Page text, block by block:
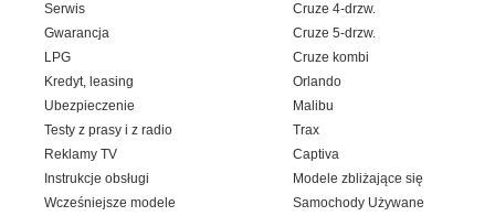
Serwis
Gwarancja
LPG
Kredyt, leasing
Ubezpieczenie
Testy z prasy i z radio
Reklamy TV
Instrukcje obsługi
Wcześniejsze modele
Cruze 4-drzw.
Cruze 5-drzw.
Cruze kombi
Orlando
Malibu
Trax
Captiva
Modele zbliżające się
Samochody Używane